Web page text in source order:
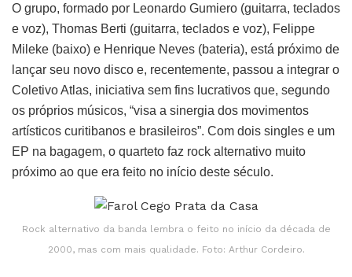
O grupo, formado por Leonardo Gumiero (guitarra, teclados
e voz), Thomas Berti (guitarra, teclados e voz), Felippe
Mileke (baixo) e Henrique Neves (bateria), está próximo de
lançar seu novo disco e, recentemente, passou a integrar o
Coletivo Atlas, iniciativa sem fins lucrativos que, segundo
os próprios músicos, “visa a sinergia dos movimentos
artísticos curitibanos e brasileiros”. Com dois singles e um
EP na bagagem, o quarteto faz rock alternativo muito
próximo ao que era feito no início deste século.
Rock alternativo da banda lembra o feito no início da década de
2000, mas com mais qualidade. Foto: Arthur Cordeiro.